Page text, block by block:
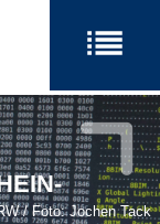
/ Foto: Jochen Tack